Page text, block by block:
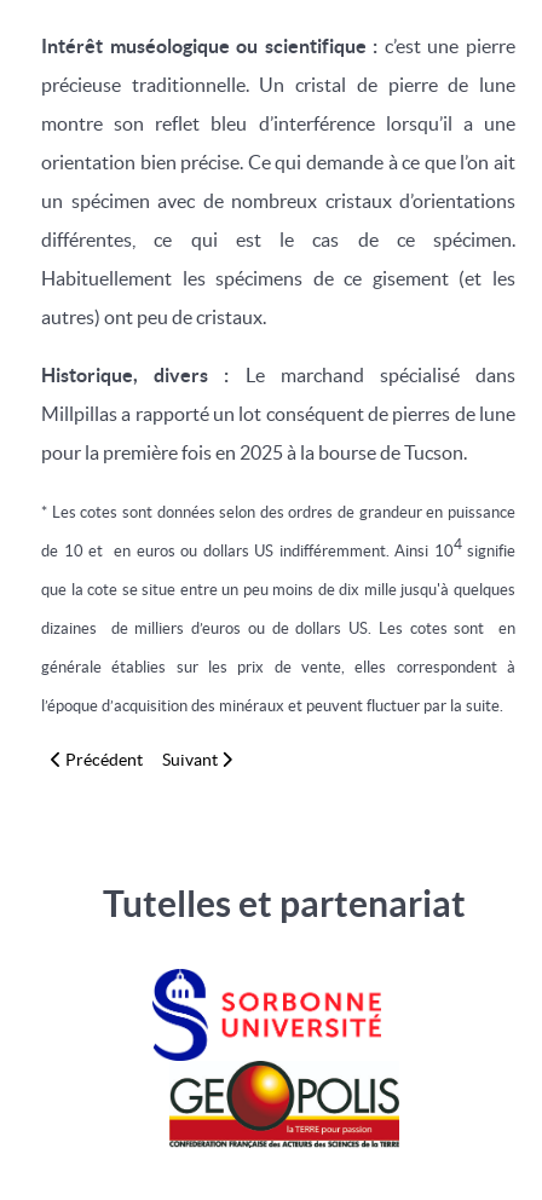
Intérêt muséologique ou scientifique : c’est une pierre
précieuse traditionnelle. Un cristal de pierre de lune
montre son reflet bleu d’interférence lorsqu’il a une
orientation bien précise. Ce qui demande à ce que l’on ait
un spécimen avec de nombreux cristaux d’orientations
différentes, ce qui est le cas de ce spécimen.
Habituellement les spécimens de ce gisement (et les
autres) ont peu de cristaux.
Historique, divers : Le marchand spécialisé dans
Millpillas a rapporté un lot conséquent de pierres de lune
pour la première fois en 2025 à la bourse de Tucson.
* Les cotes sont données selon des ordres de grandeur en puissance
de 10 et en euros ou dollars US indifféremment. Ainsi 104signifie
que la cote se situe entre un peu moins de dix mille jusqu'à quelques
dizaines de milliers d’euros ou de dollars US. Les cotes sont en
générale établies sur les prix de vente, elles correspondent à
l’époque d’acquisition des minéraux et peuvent fluctuer par la suite.
Article précédent : Pseudomorphose aragonite en calcédoine
Précédent Article suivant : Quartz améthyste, macle du Japon
Suivant
Tutelles et partenariat